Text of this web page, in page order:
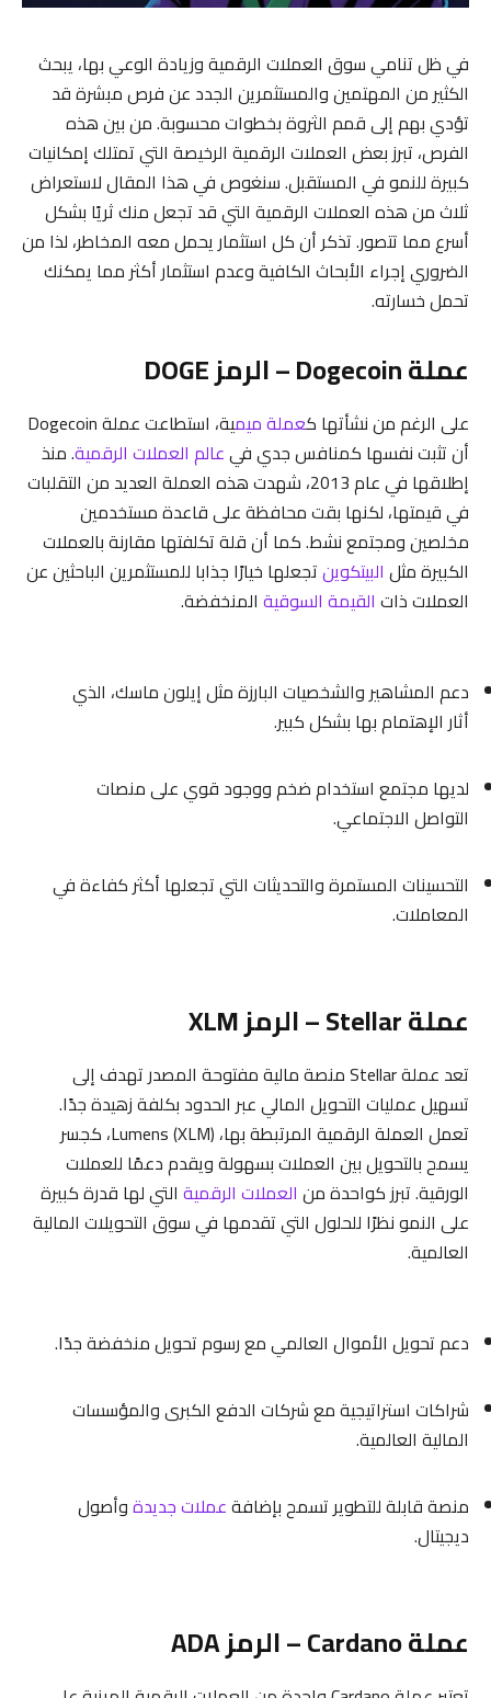
في ظل تنامي سوق العملات الرقمية وزيادة الوعي بها، يبحث
الكثير من المهتمين والمستثمرين الجدد عن فرص مبشرة قد
تؤدي بهم إلى قمم الثروة بخطوات محسوبة. من بين هذه
الفرص، تبرز بعض العملات الرقمية الرخيصة التي تمتلك إمكانيات
كبيرة للنمو في المستقبل. سنغوص في هذا المقال لاستعراض
ثلاث من هذه العملات الرقمية التي قد تجعل منك ثريًا بشكل
أسرع مما تتصور. تذكر أن كل استثمار يحمل معه المخاطر، لذا من
الضروري إجراء الأبحاث الكافية وعدم استثمار أكثر مما يمكنك
تحمل خسارته.
عملة Dogecoin – الرمز DOGE
على الرغم من نشأتها كعملة ميم
ية، استطاعت عملة Dogecoin
أن تثبت نفسها كمنافس جدي فيعالم العملات الرقمية. منذ
إطلاقها في عام 2013، شهدت هذه العملة العديد من التقلبات
في قيمتها، لكنها بقت محافظة على قاعدة مستخدمين
مخلصين ومجتمع نشط. كما أن قلة تكلفتها مقارنة بالعملات
الكبيرة مثل البيتكوينتجعلها خيارًا جذابا للمستثمرين الباحثين عن
العملات ذات القيمة السوقية المنخفضة.
دعم المشاهير والشخصيات البارزة مثل إيلون ماسك، الذي
أثار الإهتمام بها بشكل كبير.
لديها مجتمع استخدام ضخم ووجود قوي على منصات
التواصل الاجتماعي.
التحسينات المستمرة والتحديثات التي تجعلها أكثر كفاءة في
المعاملات.
عملة Stellar – الرمز XLM
تعد عملة Stellar منصة مالية مفتوحة المصدر تهدف إلى
تسهيل عمليات التحويل المالي عبر الحدود بكلفة زهيدة جدًا.
تعمل العملة الرقمية المرتبطة بها، Lumens (XLM)، كجسر
يسمح بالتحويل بين العملات بسهولة ويقدم دعمًا للعملات
الورقية. تبرز كواحدة من العملات الرقمية التي لها قدرة كبيرة
على النمو نظرًا للحلول التي تقدمها في سوق التحويلات المالية
العالمية.
دعم تحويل الأموال العالمي مع رسوم تحويل منخفضة جدًا.
شراكات استراتيجية مع شركات الدفع الكبرى والمؤسسات
المالية العالمية.
منصة قابلة للتطوير تسمح بإضافةعملات جديدةوأصول
ديجيتال.
عملة Cardano – الرمز ADA